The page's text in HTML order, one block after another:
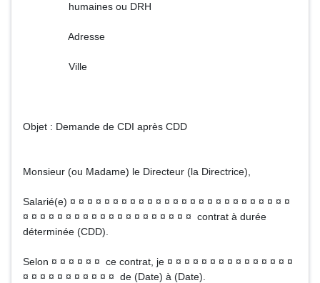
humaines ou DRH
Adresse
Ville
Objet : Demande de CDI après CDD
Monsieur (ou Madame) le Directeur (la Directrice),
Salarié(e) ¤ ¤ ¤ ¤ ¤ ¤ ¤ ¤ ¤ ¤ ¤ ¤ ¤ ¤ ¤ ¤ ¤ ¤ ¤ ¤ ¤ ¤ ¤ ¤ ¤ ¤
¤ ¤ ¤ ¤ ¤ ¤ ¤ ¤ ¤ ¤ ¤ ¤ ¤ ¤ ¤ ¤ ¤ ¤ ¤ ¤ contrat à durée
déterminée (CDD).
Selon ¤ ¤ ¤ ¤ ¤ ¤ ce contrat, je ¤ ¤ ¤ ¤ ¤ ¤ ¤ ¤ ¤ ¤ ¤ ¤ ¤ ¤ ¤
¤ ¤ ¤ ¤ ¤ ¤ ¤ ¤ ¤ ¤ ¤ de (Date) à (Date).